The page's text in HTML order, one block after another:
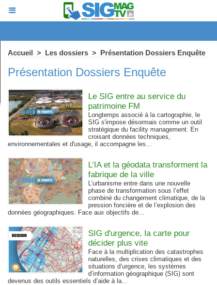
Accueil > Les dossiers > Présentation Dossiers Enquête
Présentation Dossiers Enquête
Le SIG entre au service du
patrimoine FM
Longtemps associé à la cartographie, le
SIG s'impose désormais comme un outil
stratégique du facility management. En
croisant données techniques,
environnementales et d'usage, il accompagne les...
L’IA et la géodata transforment la
fabrique de la ville
L’urbanisme entre dans une nouvelle
phase de transformation sous l’effet
combiné du changement climatique, de la
pression foncière et de l’explosion des
données géographiques. Face aux objectifs de...
SIG d'urgence, la carte pour
décider plus vite
Face à la multiplication des catastrophes
naturelles, des crises climatiques et des
situations d’urgence, les systèmes
d’information géographique (SIG) sont
devenus des outils essentiels d’aide à la...